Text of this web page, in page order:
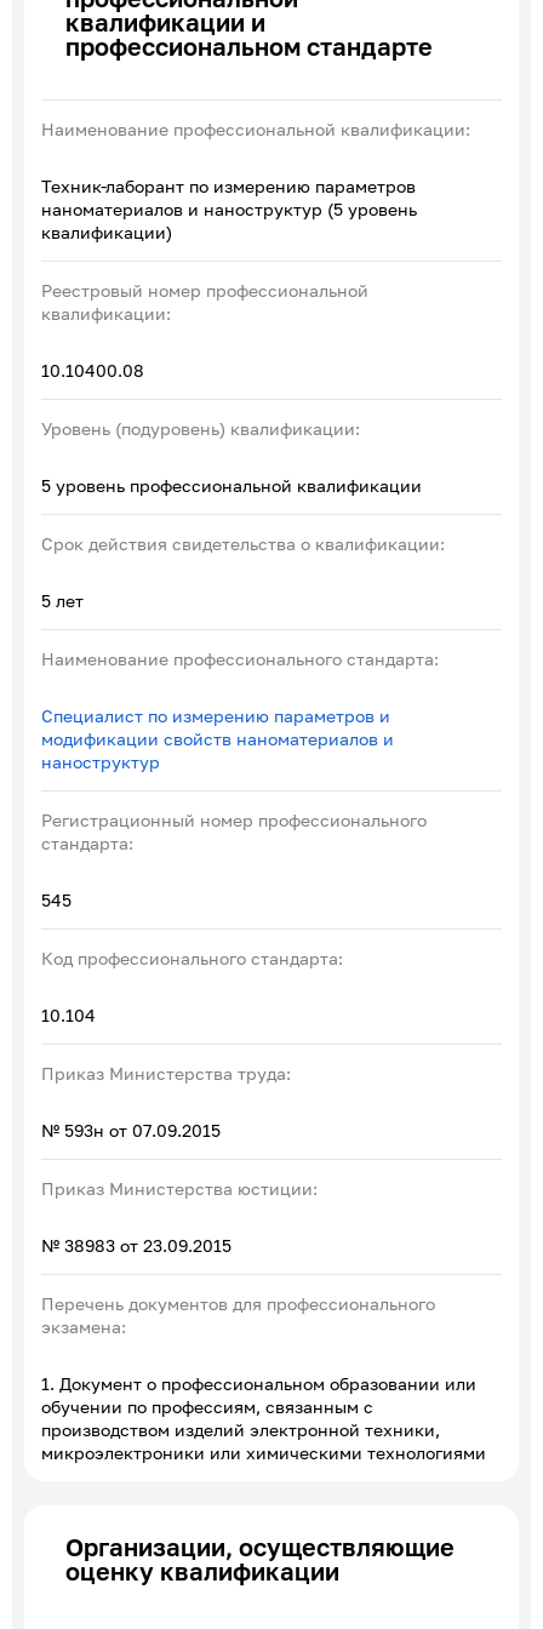
Эксперты по ПОА
Соглашения с отраслевыми СПК
квалификации и
профессиональном стандарте
Наименование профессиональной квалификации:
Техник-лаборант по измерению параметров
наноматериалов и наноструктур (5 уровень
квалификации)
Реестровый номер профессиональной
квалификации:
10.10400.08
Уровень (подуровень) квалификации:
5 уровень профессиональной квалификации
Срок действия свидетельства о квалификации:
5 лет
Наименование профессионального стандарта:
Специалист по измерению параметров и
модификации свойств наноматериалов и
наноструктур
Регистрационный номер профессионального
стандарта:
545
Код профессионального стандарта:
10.104
Приказ Министерства труда:
№ 593н от 07.09.2015
Приказ Министерства юстиции:
№ 38983 от 23.09.2015
Перечень документов для профессионального
экзамена:
1. Документ о профессиональном образовании или
обучении по профессиям, связанным с
производством изделий электронной техники,
микроэлектроники или химическими технологиями
Организации, осуществляющие
оценку квалификации